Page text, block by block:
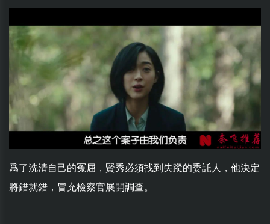
爲了洗清自己的冤屈，賢秀必須找到失蹤的委託人，他決定
將錯就錯，冒充檢察官展開調查。